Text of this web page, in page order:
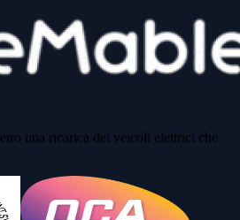
una ricarica dei veicoli elettrici che